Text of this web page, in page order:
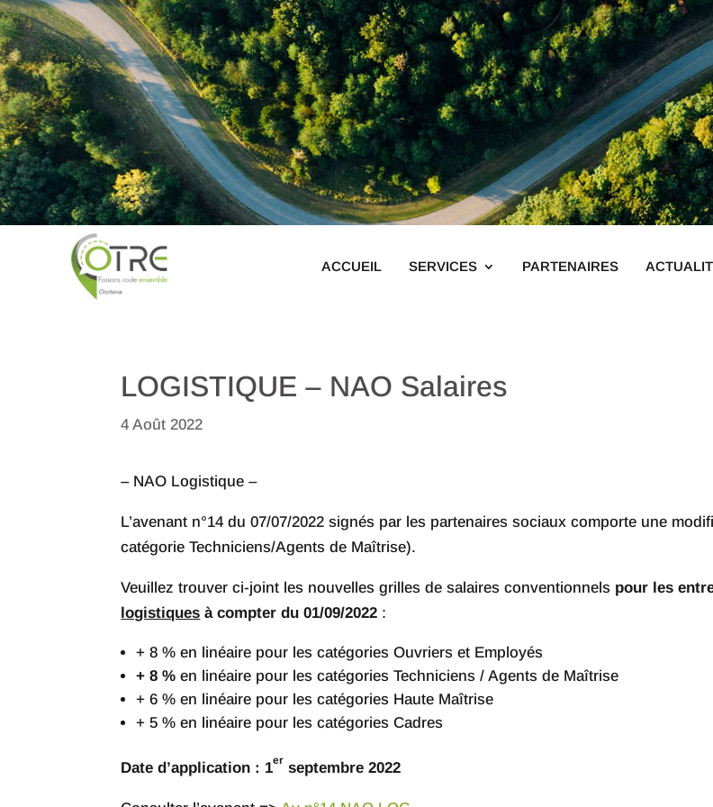
ACCUEIL SERVICES PARTENAIRES
LOGISTIQUE – NAO Salaires
4 Août 2022
– NAO Logistique –
L’avenant n°14 du 07/07/2022 signés par les partenaires sociaux comporte une
catégorie Techniciens/Agents de Maîtrise).
Veuillez trouver ci-joint les nouvelles grilles de salaires conventionnels pour les
logistiques à compter du 01/09/2022 :
+ 8 % en linéaire pour les catégories Ouvriers et Employés
+ 8 % en linéaire pour les catégories Techniciens / Agents de Maîtrise
+ 6 % en linéaire pour les catégories Haute Maîtrise
+ 5 % en linéaire pour les catégories Cadres
Date d’application : 1er septembre 2022